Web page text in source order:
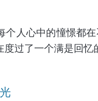
个人心中的憧憬都
过了一个满是回